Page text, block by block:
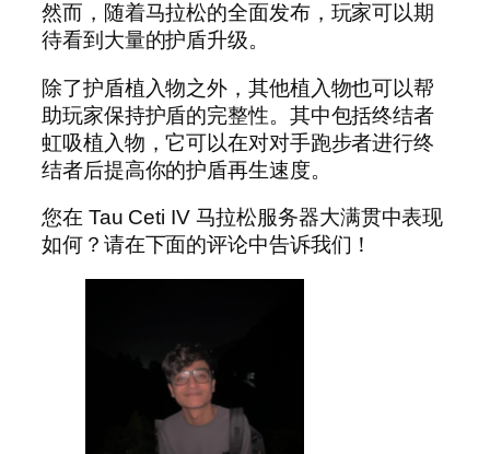
然而，随着马拉松的全面发布，玩家可以期
待看到大量的护盾升级。
除了护盾植入物之外，其他植入物也可以帮
助玩家保持护盾的完整性。其中包括终结者
虹吸植入物，它可以在对对手跑步者进行终
结者后提高你的护盾再生速度。
您在 Tau Ceti IV 马拉松服务器大满贯中表现
如何？请在下面的评论中告诉我们！